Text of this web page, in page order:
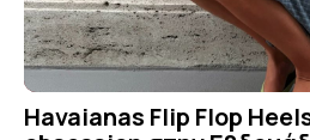
Havaianas Flip Flop